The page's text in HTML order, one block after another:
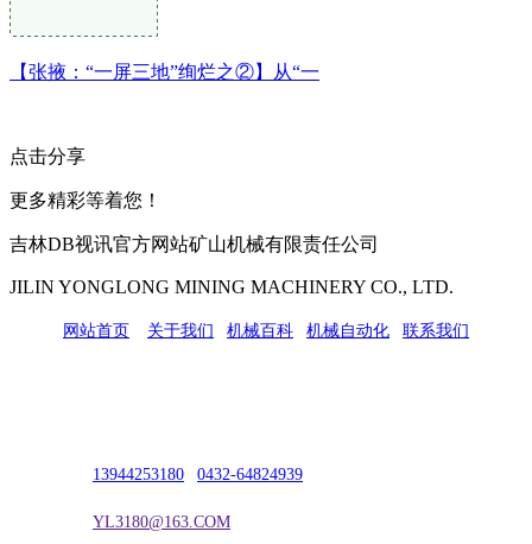
【张掖：“一屏三地”绚烂之②】从“一
点击分享
更多精彩等着您！
吉林DB视讯官方网站矿山机械有限责任公司
JILIN YONGLONG MINING MACHINERY CO., LTD.
网站首页 关于我们 机械百科 机械自动化 联系我们
13944253180 0432-64824939
YL3180@163.COM